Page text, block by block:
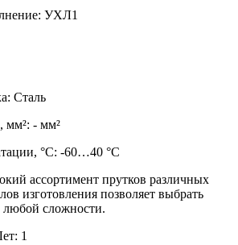
УХЛ1
Сталь
мм²: - мм²
°C: -60…40 °C
ассортимент прутков различных
изготовления позволяет выбрать
любой сложности.
1